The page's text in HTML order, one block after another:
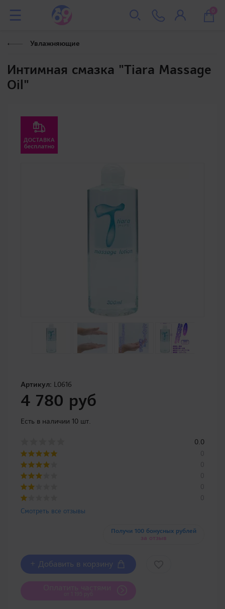
0
Увлажняющие
Интимная смазка "Tiara Massage
Oil"
Артикул: L0616
4 780 руб
Есть в наличии 10 шт.
0.0
0
0
0
0
0
Смотреть все отзывы
Получи 100 бонусных рублей
за отзыв
+ Добавить в корзину